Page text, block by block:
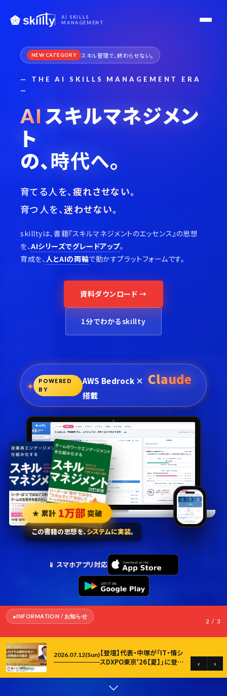
AI SKILLS
MANAGEMENT
NEW CATEGORY スキル管理で、終わらせない。
— THE AI SKILLS MANAGEMENT ERA
—
AI スキルマネジメン
ト
の、時代へ。
育てる人を、疲れさせない。
育つ人を、迷わせない。
skilltyは、書籍『スキルマネジメントのエッセンス』の思想
を、AIシリーズでグレードアップ。
育成を、人とAIの両輪で動かすプラットフォームです。
資料ダウンロード →
1分でわかるskillty
POWERED
BY
AWS Bedrock × Claude
搭載
★ 累計 1万部 突破
この書籍の思想を、システムに実装。
📱 スマホアプリ対応
INFORMATION / お知らせ
2 / 3
2026.07.12(Sun)【登壇】代表・中塚が「IT・情シ
スDXPO東京'26【夏】」に登
‹ ›